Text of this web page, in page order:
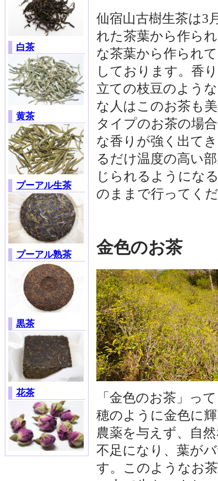
白茶
黄茶
プーアル生茶
プーアル熟茶
黒茶
花茶
仙宿山古樹生茶は3
れた茶葉から作ら
な茶葉から作られ
しております。香
立ての枝豆のよう
な人はこのお茶も
タイプのお茶の場
な香りが強く出て
るだけ温度の高い
じられるようにな
のままで行ってく
金色のお茶
「金色のお茶」っ
穂のように金色に
農薬を与えず、自
不足になり、葉が
す。このようなお